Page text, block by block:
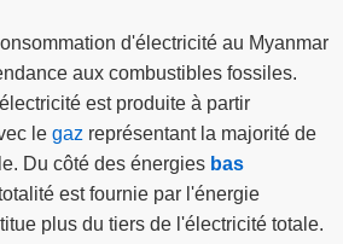
d'électricité au Myanmar
aux combustibles fossiles.
est produite à partir
le gaz représentant la majorité de
Du côté des énergies bas
est fournie par l'énergie
plus du tiers de l'électricité totale.